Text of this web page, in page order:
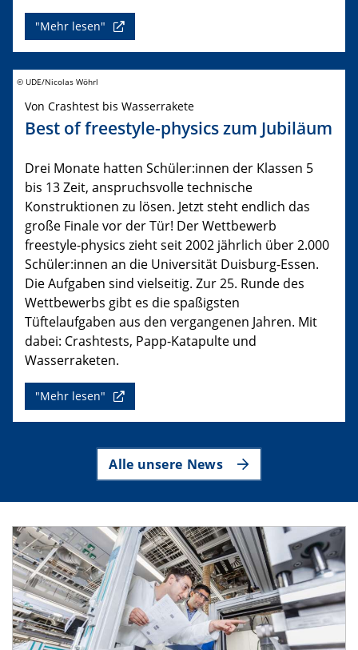
"Mehr lesen"
© UDE/Nicolas Wöhrl
Von Crashtest bis Wasserrakete
Best of freestyle-physics zum Jubiläum
Drei Monate hatten Schüler:innen der Klassen 5
bis 13 Zeit, anspruchsvolle technische
Konstruktionen zu lösen. Jetzt steht endlich das
große Finale vor der Tür! Der Wettbewerb
freestyle-physics zieht seit 2002 jährlich über 2.000
Schüler:innen an die Universität Duisburg-Essen.
Die Aufgaben sind vielseitig. Zur 25. Runde des
Wettbewerbs gibt es die spaßigsten
Tüftelaufgaben aus den vergangenen Jahren. Mit
dabei: Crashtests, Papp-Katapulte und
Wasserraketen.
"Mehr lesen"
Alle unsere News